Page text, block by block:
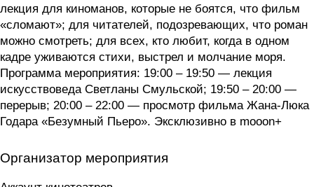
лекция для киноманов, которые не боятся, что фильм
«сломают»; для читателей, подозревающих, что роман
можно смотреть; для всех, кто любит, когда в одном
кадре уживаются стихи, выстрел и молчание моря.
Программа мероприятия: 19:00 – 19:50 — лекция
искусствоведа Светланы Смульской; 19:50 – 20:00 —
перерыв; 20:00 – 22:00 — просмотр фильма Жана-Люка
Годара «Безумный Пьеро». Эксклюзивно в mooon+
Организатор мероприятия